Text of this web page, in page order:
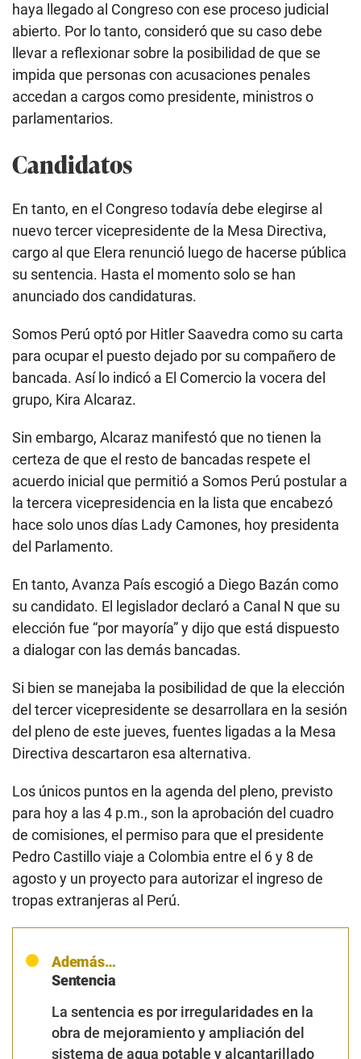
haya llegado al Congreso con ese proceso judicial
abierto. Por lo tanto, consideró que su caso debe
llevar a reflexionar sobre la posibilidad de que se
impida que personas con acusaciones penales
accedan a cargos como presidente, ministros o
parlamentarios.
Candidatos
En tanto, en el Congreso todavía debe elegirse al
nuevo tercer vicepresidente de la Mesa Directiva,
cargo al que Elera renunció luego de hacerse pública
su sentencia. Hasta el momento solo se han
anunciado dos candidaturas.
Somos Perú optó por Hitler Saavedra como su carta
para ocupar el puesto dejado por su compañero de
bancada. Así lo indicó a El Comercio la vocera del
grupo, Kira Alcaraz.
Sin embargo, Alcaraz manifestó que no tienen la
certeza de que el resto de bancadas respete el
acuerdo inicial que permitió a Somos Perú postular a
la tercera vicepresidencia en la lista que encabezó
hace solo unos días Lady Camones, hoy presidenta
del Parlamento.
En tanto, Avanza País escogió a Diego Bazán como
su candidato. El legislador declaró a Canal N que su
elección fue “por mayoría” y dijo que está dispuesto
a dialogar con las demás bancadas.
Si bien se manejaba la posibilidad de que la elección
del tercer vicepresidente se desarrollara en la sesión
del pleno de este jueves, fuentes ligadas a la Mesa
Directiva descartaron esa alternativa.
Los únicos puntos en la agenda del pleno, previsto
para hoy a las 4 p.m., son la aprobación del cuadro
de comisiones, el permiso para que el presidente
Pedro Castillo viaje a Colombia entre el 6 y 8 de
agosto y un proyecto para autorizar el ingreso de
tropas extranjeras al Perú.
Además…
Sentencia
La sentencia es por irregularidades en la
obra de mejoramiento y ampliación del
sistema de agua potable y alcantarillado